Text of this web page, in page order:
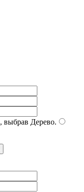
выбрав Дерево.